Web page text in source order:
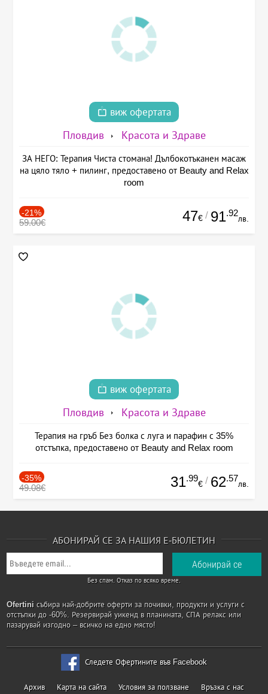
виж офертата
Пловдив Красота и Здраве
ЗА НЕГО: Терапия Чиста стомана! Дълбокотъканен масаж
на цяло тяло + пилинг, предоставено от Beauty and Relax
room
-21%
59.00€ 47€ / 91.92
лв.
виж офертата
Пловдив Красота и Здраве
Терапия на гръб Без болка с луга и парафин с 35%
отстъпка, предоставено от Beauty and Relax room
-35%
49.08€ 31.99
€ / 62.57
лв.
АБОНИРАЙ СЕ ЗА НАШИЯ Е-БЮЛЕТИН
Без спам. Отказ по всяко време.
Ofertini събира най-добрите оферти за почивки, продукти и услуги с
отстъпки до -60%. Резервирай уикенд в планината, СПА релакс или
пазарувай изгодно – всичко на едно място!
Следете Офертините във Facebook
Архив Карта на сайта Условия за ползване Връзка с нас